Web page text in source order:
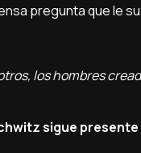
pregunta que le
los hombres
sigue presente